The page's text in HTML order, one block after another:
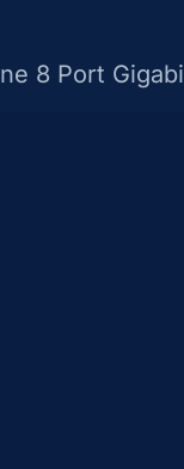
8 Port